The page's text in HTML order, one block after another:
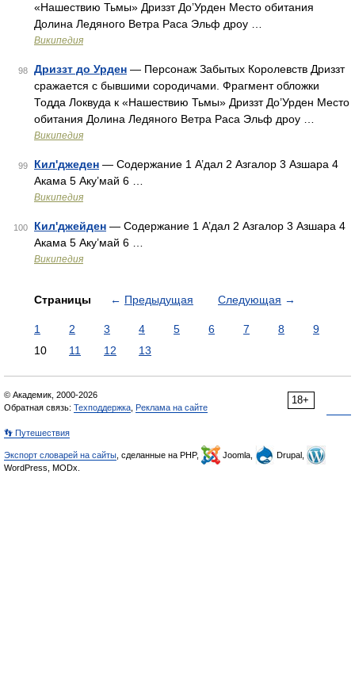
«Нашествию Тьмы» Дриззт До’Урден Место обитания
Долина Ледяного Ветра Раса Эльф дроу …
Википедия
98 Дриззт до Урден — Персонаж Забытых Королевств Дриззт
сражается с бывшими сородичами. Фрагмент обложки
Тодда Локвуда к «Нашествию Тьмы» Дриззт До’Урден Место
обитания Долина Ледяного Ветра Раса Эльф дроу …
Википедия
99 Кил'джеден — Содержание 1 А’дал 2 Азгалор 3 Азшара 4
Акама 5 Аку’май 6 …
Википедия
100 Кил'джейден — Содержание 1 А’дал 2 Азгалор 3 Азшара 4
Акама 5 Аку’май 6 …
Википедия
Страницы ← Предыдущая Следующая →
1 2 3 4 5 6 7 8
9
10
11 12 13
18+
© Академик, 2000-2026
Обратная связь: Техподдержка Реклама на сайте
👣 Путешествия
Экспорт словарей на сайты , сделанные на PHP, Joomla,
Drupal,
WordPress, MODx.